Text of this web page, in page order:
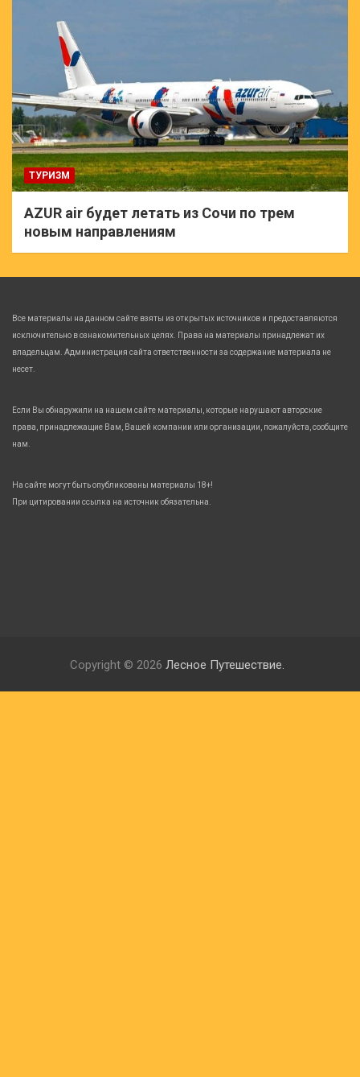
ТУРИЗМ
AZUR air будет летать из Сочи по трем
новым направлениям
Все материалы на данном сайте взяты из открытых источников и предоставляются
исключительно в ознакомительных целях. Права на материалы принадлежат их
владельцам. Администрация сайта ответственности за содержание материала не
несет.
Если Вы обнаружили на нашем сайте материалы, которые нарушают авторские
права, принадлежащие Вам, Вашей компании или организации, пожалуйста, сообщите
нам.
На сайте могут быть опубликованы материалы 18+!
При цитировании ссылка на источник обязательна.
Copyright © 2026 Лесное Путешествие.